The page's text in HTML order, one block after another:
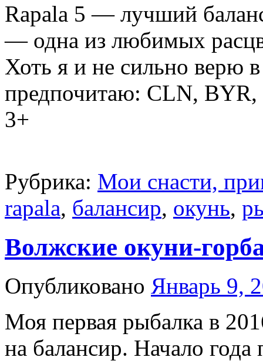
Rapala 5 — лучший
— одна из любимых
Хоть я и не сильно верю
предпочитаю: CLN, BYR,
3+
Рубрика: Мои снасти,
rapala, балансир, окунь,
Волжские окуни-
Опубликовано Январь 9,
Моя первая рыбалка в
на балансир. Начало года